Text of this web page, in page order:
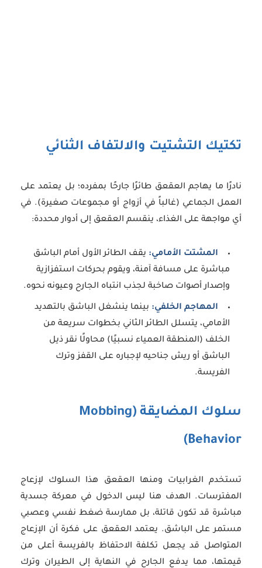
تكتيك التشتيت والالتفاف الثنائي
نادرًا ما يهاجم العقعق طائرًا جارحًا بمفرده؛ بل يعتمد على
العمل الجماعي (غالباً في أزواج أو مجموعات صغيرة). في
أي مواجهة على الغذاء، ينقسم العقعق إلى أدوار محددة:
المشتت الأمامي: يقف الطائر الأول أمام الباشق
مباشرة على مسافة آمنة، ويقوم بحركات استفزازية
وإصدار أصوات صاخبة لجذب انتباه الجارح وعيونه نحوه.
المهاجم الخلفي: بينما ينشغل الباشق بالتهديد
الأمامي، يتسلل الطائر الثاني بخطوات سريعة من
الخلف (المنطقة العمياء نسبيًا) محاولًا نقر ذيل
الباشق أو ريش جناحيه لإجباره على القفز وترك
الفريسة.
سلوك المضايقة (Mobbing
Behavior)
تستخدم الغرابيات ومنها العقعق هذا السلوك لإزعاج
المفترسات. الهدف هنا ليس الدخول في معركة جسدية
مباشرة قد تكون قاتلة، بل ممارسة ضغط نفسي وعصبي
مستمر على الباشق. يعتمد العقعق على فكرة أن الإزعاج
المتواصل قد يجعل تكلفة الاحتفاظ بالفريسة أعلى من
قيمتها، مما يدفع الجارح في النهاية إلى الطيران وترك